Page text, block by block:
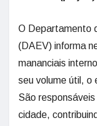
O Departamento
(DAEV) informa
mananciais
seu volume útil, o
São
cidade,